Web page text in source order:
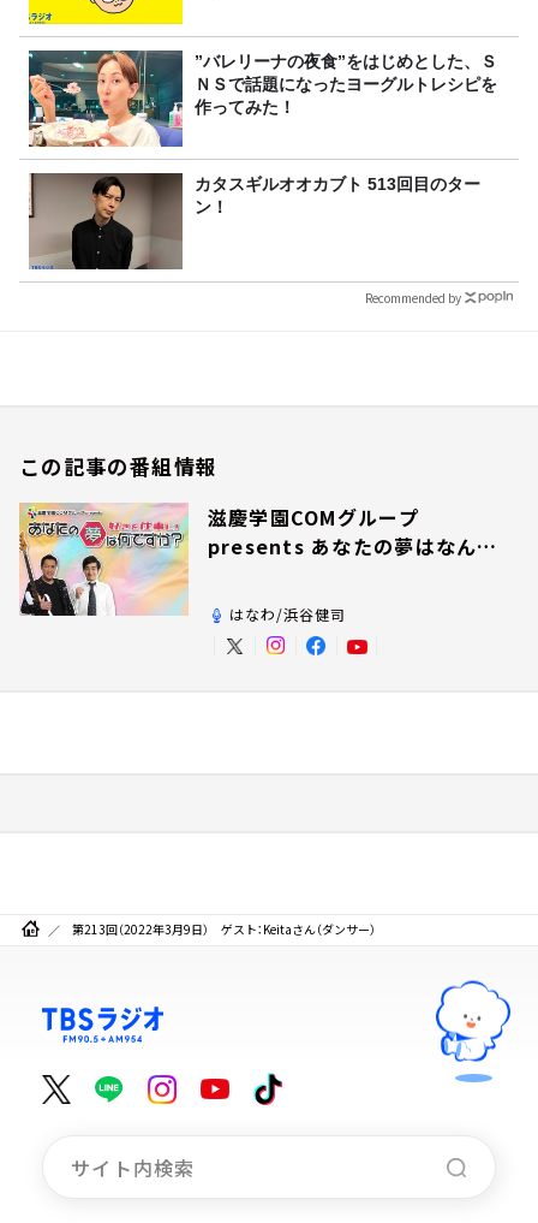
”バレリーナの夜食”をはじめとした、Ｓ
ＮＳで話題になったヨーグルトレシピを
作ってみた！
カタスギルオオカブト 513回目のター
ン！
Recommended by
この記事の番組情報
滋慶学園COMグループ
presents あなたの夢はなんで
はなわ/浜谷健司
第213回（2022年3月9日） ゲスト：Keitaさん（ダンサー）